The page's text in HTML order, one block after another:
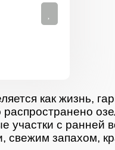
как жизнь,
участки с ранней
свежим запахом,